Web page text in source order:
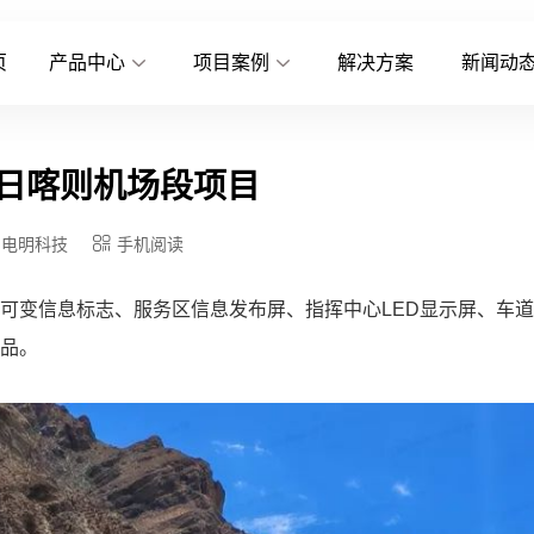
产品中心 项目案例 解决方案 新闻动
喀则机场段项目
电明科技 手机阅读
变信息标志、服务区信息发布屏、指挥中心LED显示屏、车
。